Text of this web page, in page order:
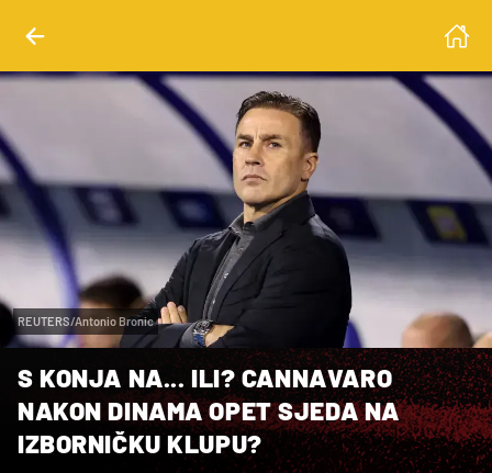
REUTERS/Antonio Bronic
S KONJA NA... ILI? CANNAVARO
NAKON DINAMA OPET SJEDA NA
IZBORNIČKU KLUPU?